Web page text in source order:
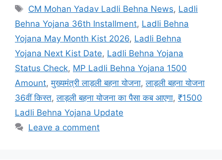
Tags
CM Mohan Yadav Ladli Behna News, Ladli
Behna Yojana 36th Installment, Ladli Behna
Yojana May Month Kist 2026, Ladli Behna
Yojana Next Kist Date, Ladli Behna Yojana
Status Check, MP Ladli Behna Yojana 1500
Amount,मुख्यमंत्री लाड़ली बहना योजना,लाड़ली बहना योजना
36वीं किस्त,लाड़ली बहना योजना का पैसा कब आएगा, ₹1500
Ladli Behna Yojana Update
Leave a comment